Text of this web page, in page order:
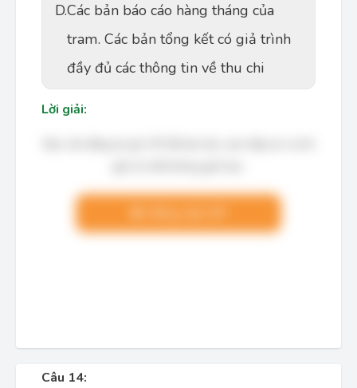
D.Các bản báo cáo hàng tháng của
tram. Các bản tổng kết có giả trình
đầy đủ các thông tin về thu chi
Lời giải:
Câu 14: